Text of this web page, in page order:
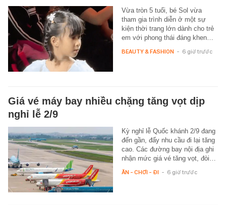
Vừa tròn 5 tuổi, bé Sol vừa
tham gia trình diễn ở một sự
kiện thời trang lớn dành cho trẻ
em với phong thái đáng khen…
BEAUTY & FASHION - 6 giờ trước
Giá vé máy bay nhiều chặng tăng vọt dịp
nghỉ lễ 2/9
Kỳ nghỉ lễ Quốc khánh 2/9 đang
đến gần, đẩy nhu cầu đi lại tăng
cao. Các đường bay nội địa ghi
nhận mức giá vé tăng vọt, đòi…
ĂN - CHƠI - ĐI - 6 giờ trước